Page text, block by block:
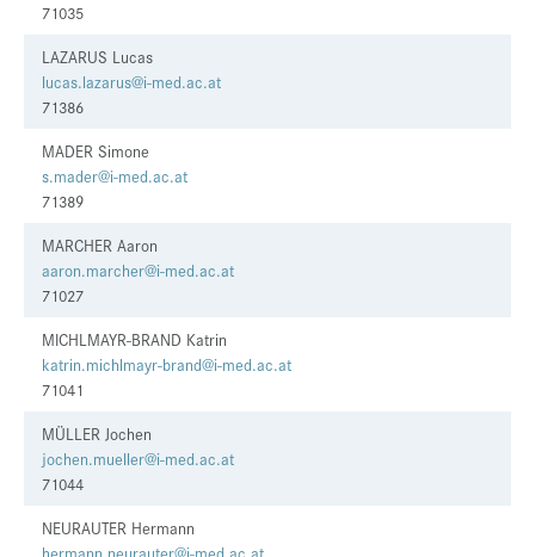
71035
LAZARUS Lucas
lucas.lazarus@i-med.ac.at
71386
MADER Simone
s.mader@i-med.ac.at
71389
MARCHER Aaron
aaron.marcher@i-med.ac.at
71027
MICHLMAYR-BRAND Katrin
katrin.michlmayr-brand@i-med.ac.at
71041
MÜLLER Jochen
jochen.mueller@i-med.ac.at
71044
NEURAUTER Hermann